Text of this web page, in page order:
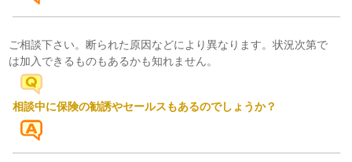
ご相談下さい。断られた原因などにより異なります。状況次第で
は加入できるものもあるかも知れません。
相談中に保険の勧誘やセールスもあるのでしょうか？